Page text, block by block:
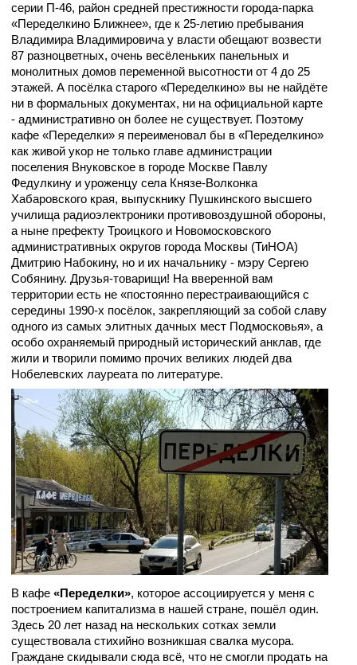
серии П-46, район средней престижности города-парка
«Переделкино Ближнее», где к 25-летию пребывания
Владимира Владимировича у власти обещают возвести
87 разноцветных, очень весёленьких панельных и
монолитных домов переменной высотности от 4 до 25
этажей. А посёлка старого «Переделкино» вы не найдёте
ни в формальных документах, ни на официальной карте
- административно он более не существует. Поэтому
кафе «Переделки» я переименовал бы в «Переделкино»
как живой укор не только главе администрации
поселения Внуковское в городе Москве Павлу
Федулкину и уроженцу села Князе-Волконка
Хабаровского края, выпускнику Пушкинского высшего
училища радиоэлектроники противовоздушной обороны,
а ныне префекту Троицкого и Новомосковского
административных округов города Москвы (ТиНОА)
Дмитрию Набокину, но и их начальнику - мэру Сергею
Собянину. Друзья-товарищи! На вверенной вам
территории есть не «постоянно перестраивающийся с
середины 1990-х посёлок, закрепляющий за собой славу
одного из самых элитных дачных мест Подмосковья», а
особо охраняемый природный исторический анклав, где
жили и творили помимо прочих великих людей два
Нобелевских лауреата по литературе.
В кафе «Переделки», которое ассоциируется у меня с
построением капитализма в нашей стране, пошёл один.
Здесь 20 лет назад на нескольких сотках земли
существовала стихийно возникшая свалка мусора.
Граждане скидывали сюда всё, что не смогли продать на